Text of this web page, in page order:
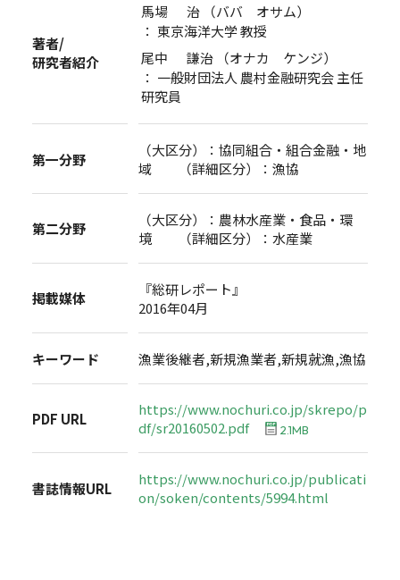
著者/
研究者紹介
馬場 治 （ババ オサム）
： 東京海洋大学 教授
尾中 謙治 （オナカ ケンジ）
： 一般財団法人 農村金融研究会 主任
研究員
第一分野
（大区分）：協同組合・組合金融・地
域 （詳細区分）：漁協
第二分野
（大区分）：農林水産業・食品・環
境 （詳細区分）：水産業
掲載媒体
『総研レポート』
2016年04月
キーワード 漁業後継者,新規漁業者,新規就漁,漁協
PDF URL
https://www.nochuri.co.jp/skrepo/p
df/sr20160502.pdf
2.1MB
書誌情報URL
https://www.nochuri.co.jp/publicati
on/soken/contents/5994.html